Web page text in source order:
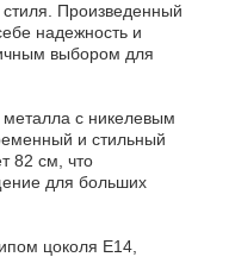
Произведенный
надежность и
выбором для
с никелевым
и стильный
82 см, что
для больших
цоколя E14,